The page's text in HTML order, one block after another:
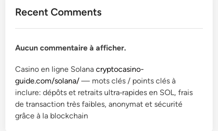
Recent Comments
Aucun commentaire à afficher.
Casino en ligne Solanacryptocasino-
guide.com/solana/ — mots clés / points clés à
inclure: dépôts et retraits ultra‑rapides en SOL, frais
de transaction très faibles, anonymat et sécurité
grâce à la blockchain